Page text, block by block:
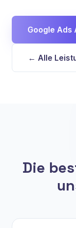
Google
← Alle
Die